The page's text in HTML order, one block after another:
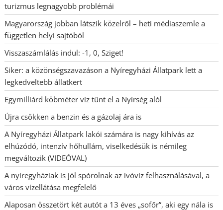
turizmus legnagyobb problémái
Magyarország jobban látszik közelről – heti médiaszemle a
független helyi sajtóból
Visszaszámlálás indul: -1, 0, Sziget!
Siker: a közönségszavazáson a Nyíregyházi Állatpark lett a
legkedveltebb állatkert
Egymilliárd köbméter víz tűnt el a Nyírség alól
Újra csökken a benzin és a gázolaj ára is
A Nyíregyházi Állatpark lakói számára is nagy kihívás az
elhúzódó, intenzív hőhullám, viselkedésük is némileg
megváltozik (VIDEÓVAL)
A nyíregyháziak is jól spórolnak az ivóvíz felhasználásával, a
város vízellátása megfelelő
Alaposan összetört két autót a 13 éves „sofőr”, aki egy nála is